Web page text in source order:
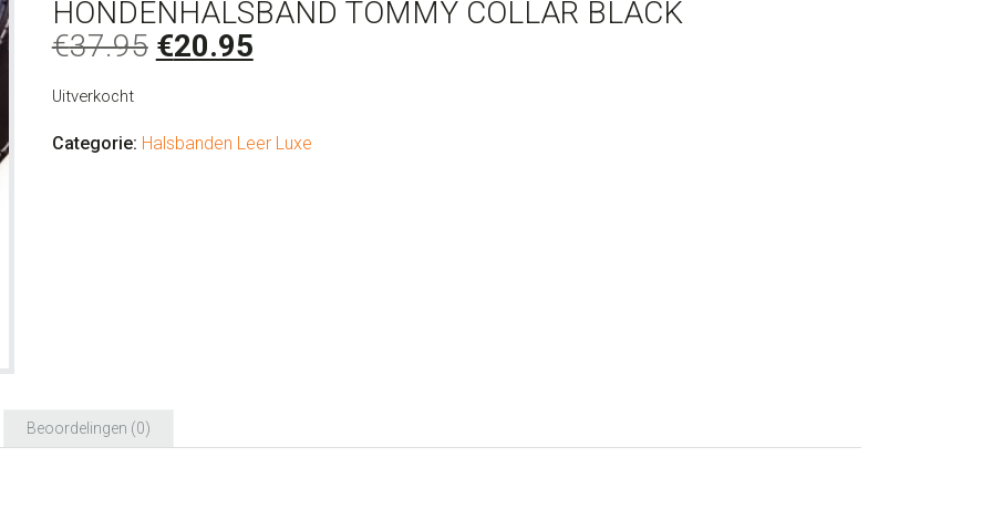
HONDENHALSBAND TOMMY COLLAR BLACK
€37.95 Oorspronkelijke
€37.95.
€20.95Huidige
€20.95.
Uitverkocht
Categorie: Halsbanden Leer Luxe
Beoordelingen (0)